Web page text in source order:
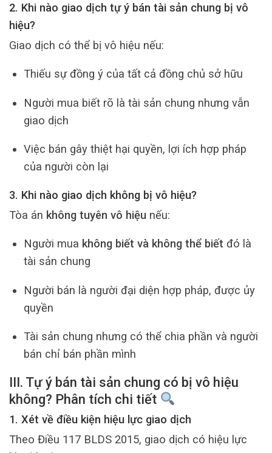
2. Khi nào giao dịch tự ý bán tài sản chung bị vô
hiệu?
Giao dịch có thể bị vô hiệu nếu:
Thiếu sự đồng ý của tất cả đồng chủ sở hữu
Người mua biết rõ là tài sản chung nhưng vẫn
giao dịch
Việc bán gây thiệt hại quyền, lợi ích hợp pháp
của người còn lại
3. Khi nào giao dịch không bị vô hiệu?
Tòa án không tuyên vô hiệu nếu:
Người mua không biết và không thể biết đó là
tài sản chung
Người bán là người đại diện hợp pháp, được ủy
quyền
Tài sản chung nhưng có thể chia phần và người
bán chỉ bán phần mình
III. Tự ý bán tài sản chung có bị vô hiệu
không? Phân tích chi tiết
1. Xét về điều kiện hiệu lực giao dịch
Theo Điều 117 BLDS 2015, giao dịch có hiệu lực